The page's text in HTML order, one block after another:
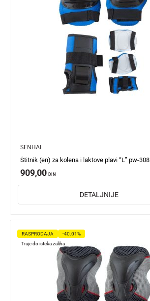
SENHAI
Štitnik (en) za kolena i laktove plavi “L” pw-308
909,00 DIN
DETALJNIJE
RASPRODAJA
-40.01%
Traje do isteka zaliha